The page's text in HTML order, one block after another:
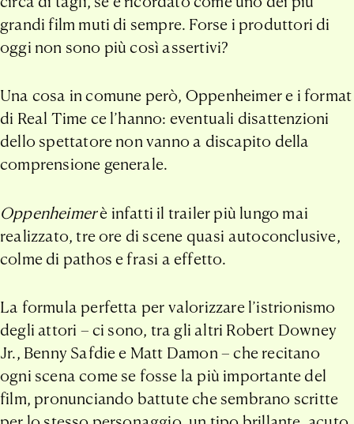
grandi film muti di sempre. Forse i produttori di
oggi non sono più così assertivi?
Una cosa in comune però, Oppenheimer e i format
di Real Time ce l’hanno: eventuali disattenzioni
dello spettatore non vanno a discapito della
comprensione generale.
Oppenheimerè infatti il trailer più lungo mai
realizzato, tre ore di scene quasi autoconclusive,
colme di pathos e frasi a effetto.
La formula perfetta per valorizzare l’istrionismo
degli attori – ci sono, tra gli altri Robert Downey
Jr., Benny Safdie e Matt Damon – che recitano
ogni scena come se fosse la più importante del
film, pronunciando battute che sembrano scritte